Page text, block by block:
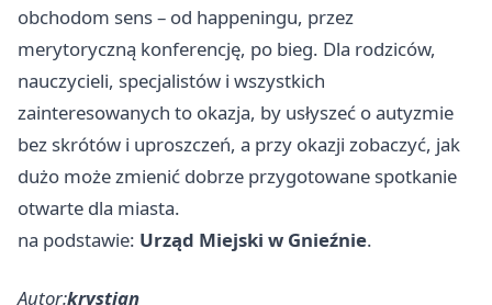
obchodom sens – od happeningu, przez
merytoryczną konferencję, po bieg. Dla rodziców,
nauczycieli, specjalistów i wszystkich
zainteresowanych to okazja, by usłyszeć o autyzmie
bez skrótów i uproszczeń, a przy okazji zobaczyć, jak
dużo może zmienić dobrze przygotowane spotkanie
otwarte dla miasta.
na podstawie: Urząd Miejski w Gnieźnie.
Autor:krystian